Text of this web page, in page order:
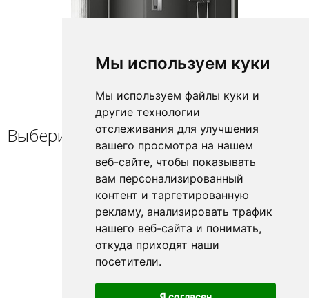
Мы используем куки
Мы используем файлы куки и
другие технологии
отслеживания для улучшения
вашего просмотра на нашем
веб-сайте, чтобы показывать
вам персонализированный
контент и таргетированную
рекламу, анализировать трафик
нашего веб-сайта и понимать,
откуда приходят наши
посетители.
Выберите профиль / петлю